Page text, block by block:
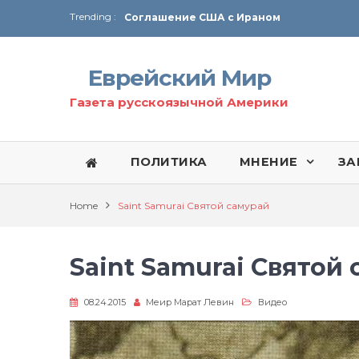
Trending :
Соглашение США с Ираном
Технология Революции в Иране
От Ирана до Ливана и Газы
Еврейский Мир
Газета русскоязычной Америки
ПОЛИТИКА МНЕНИЕ
Home Saint Samurai Святой самурай
Saint Samurai Святой
08.24.2015 Меир Марат Левин Видео